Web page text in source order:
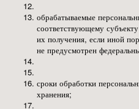
обрабатываемые
соответствующему
их получения, если иной
не предусмотрен
сроки обработки
хранения;
Whatsapp
400+
Яндекс
2Гис
Telegram